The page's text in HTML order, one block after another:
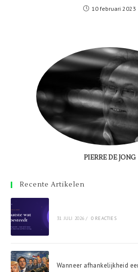
10 februari 2023
PIERRE DE JONG
Recente Artikelen
31 JULI 2026 / 0 REACTIES
Wanneer afhankelijkheid